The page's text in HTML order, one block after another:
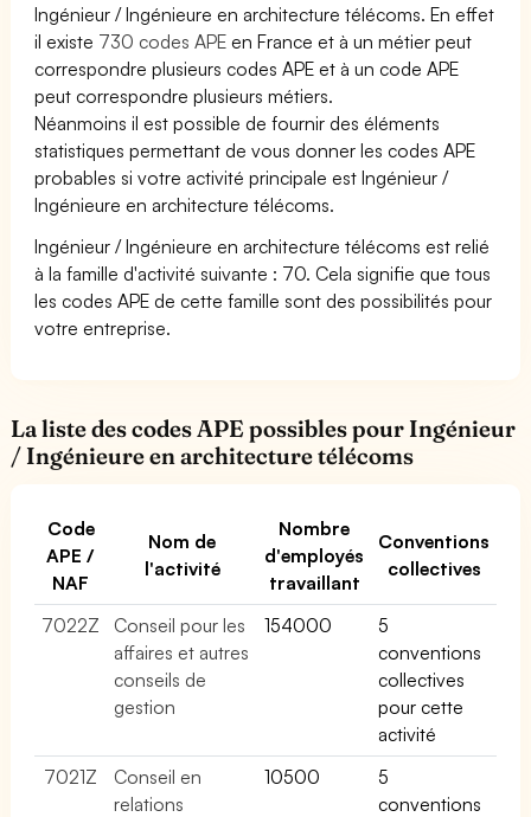
Ingénieur / Ingénieure en architecture télécoms. En effet
il existe 730 codes APE en France et à un métier peut
correspondre plusieurs codes APE et à un code APE
peut correspondre plusieurs métiers.
Néanmoins il est possible de fournir des éléments
statistiques permettant de vous donner les codes APE
probables si votre activité principale est Ingénieur /
Ingénieure en architecture télécoms.
Ingénieur / Ingénieure en architecture télécoms est relié
à la famille d'activité suivante : 70. Cela signifie que tous
les codes APE de cette famille sont des possibilités pour
votre entreprise.
La liste des codes APE possibles pour Ingénieur
/ Ingénieure en architecture télécoms
Code
APE /
NAF
Nom de
l'activité
Nombre
d'employés
travaillant
Conventions
collectives
7022Z
Conseil pour les
affaires et autres
conseils de
gestion
154000
5
conventions
collectives
pour cette
activité
7021Z
Conseil en
relations
10500
5
conventions